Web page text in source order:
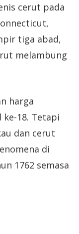
cerut pada
tiga abad,
melambung
harga
ke-18. Tetapi
dan cerut
di
1762 semasa